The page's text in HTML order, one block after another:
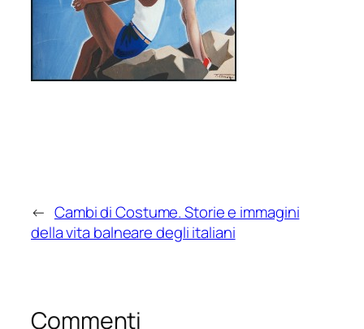
← Cambi di Costume. Storie e immagini
della vita balneare degli italiani
Commenti